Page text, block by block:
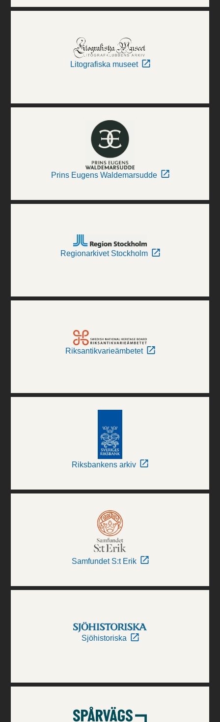
Litografiska museet
Prins Eugens Waldemarsudde
Regionarkivet Stockholm
Riksantikvarieämbetet
Riksbankens arkiv
Samfundet S:t Erik
Sjöhistoriska